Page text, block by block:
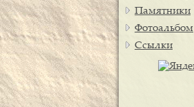
Памятники
Фотоальбом
Ссылки